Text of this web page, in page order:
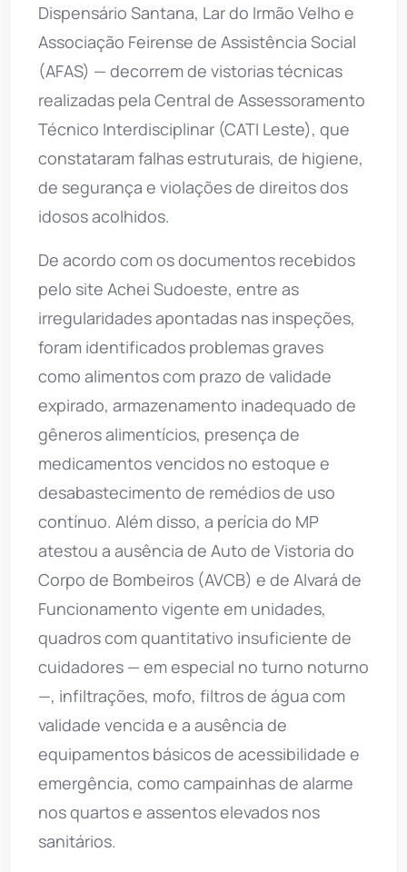
Dispensário Santana, Lar do Irmão Velho e
Associação Feirense de Assistência Social
(AFAS) — decorrem de vistorias técnicas
realizadas pela Central de Assessoramento
Técnico Interdisciplinar (CATI Leste), que
constataram falhas estruturais, de higiene,
de segurança e violações de direitos dos
idosos acolhidos.
De acordo com os documentos recebidos
pelo site Achei Sudoeste, entre as
irregularidades apontadas nas inspeções,
foram identificados problemas graves
como alimentos com prazo de validade
expirado, armazenamento inadequado de
gêneros alimentícios, presença de
medicamentos vencidos no estoque e
desabastecimento de remédios de uso
contínuo. Além disso, a perícia do MP
atestou a ausência de Auto de Vistoria do
Corpo de Bombeiros (AVCB) e de Alvará de
Funcionamento vigente em unidades,
quadros com quantitativo insuficiente de
cuidadores — em especial no turno noturno
—, infiltrações, mofo, filtros de água com
validade vencida e a ausência de
equipamentos básicos de acessibilidade e
emergência, como campainhas de alarme
nos quartos e assentos elevados nos
sanitários.